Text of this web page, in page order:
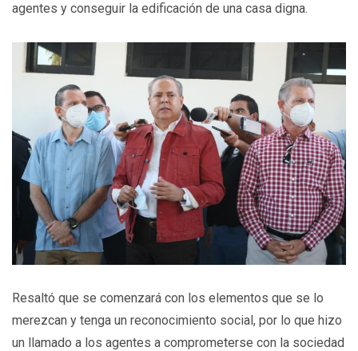
agentes y conseguir la edificación de una casa digna.
Resaltó que se comenzará con los elementos que se lo
merezcan y tenga un reconocimiento social, por lo que hizo
un llamado a los agentes a comprometerse con la sociedad